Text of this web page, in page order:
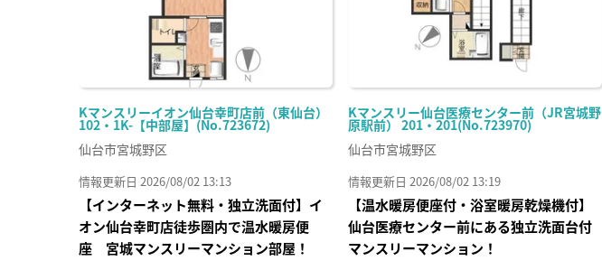
Kマンスリーイオン仙台幸町店前（東仙台）
102・1K-【中部屋】(No.723672)
仙台市宮城野区
情報更新日 2026/08/02 13:13
【インターネット無料・独立洗面付】イ
オン仙台幸町店徒歩圏内で温水暖房便
座 宮城マンスリーマンション部屋！
Kマンスリー仙台医療センター前（JR宮城野
原駅前） 201・201(No.723970)
仙台市宮城野区
情報更新日 2026/08/02 13:19
【温水暖房便座付・浴室暖房乾燥機付】
仙台医療センター前にある独立洗面台付
マンスリーマンション！